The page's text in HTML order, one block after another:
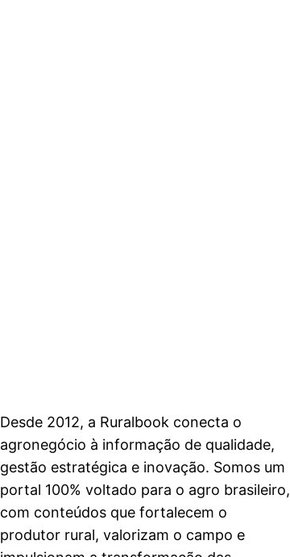
Desde 2012, a Ruralbook conecta o
agronegócio à informação de qualidade,
gestão estratégica e inovação. Somos um
portal 100% voltado para o agro brasileiro,
com conteúdos que fortalecem o
produtor rural, valorizam o campo e